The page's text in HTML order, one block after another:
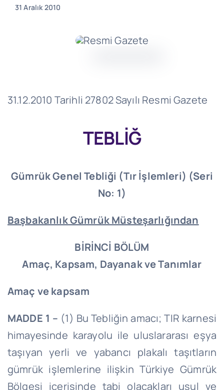
31 Aralık 2010
31.12.2010 Tarihli 27802 Sayılı Resmi Gazete
TEBLİĞ
Gümrük Genel Tebliği (Tır İşlemleri) (Seri
No: 1)
Başbakanlık Gümrük Müsteşarlığından
BİRİNCİ BÖLÜM
Amaç, Kapsam, Dayanak ve Tanımlar
Amaç ve kapsam
MADDE 1 – (1) Bu Tebliğin amacı; TIR karnesi
himayesinde karayolu ile uluslararası eşya
taşıyan yerli ve yabancı plakalı taşıtların
gümrük işlemlerine ilişkin Türkiye Gümrük
Bölgesi içerisinde tabi olacakları usul ve